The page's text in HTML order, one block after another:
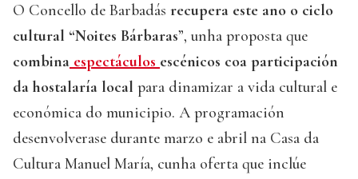
O Concello de Barbadás recupera este ano o ciclo
cultural “Noites Bárbaras”, unha proposta que
combina espectáculos escénicos coa participación
da hostalaría local para dinamizar a vida cultural e
económica do municipio. A programación
desenvolverase durante marzo e abril na Casa da
Cultura Manuel María, cunha oferta que inclúe